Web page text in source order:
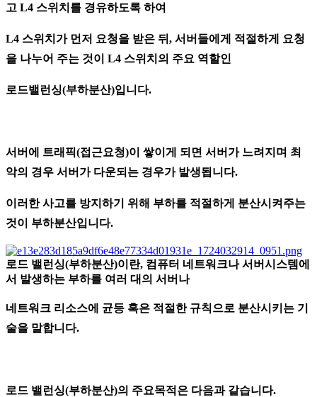
고 L4 스위치를 경유하도록 하여
L4 스위치가 먼저 요청을 받은 뒤, 서버들에게 적절하게 요청
을 나누어 주는 것이 L4 스위치의 주요 역할인
로드밸런싱(부하분산)입니다.
서버에 트래픽(접근요청)이 쌓이게 되면 서버가 느려지며 최
악의 경우 서버가 다운되는 경우가 발생됩니다.
이러한 사고를 방지하기 위해 부하를 적절하게 분산시켜주는
것이 부하분산입니다.
로드 밸런싱(부하분산)이란, 컴퓨터 네트워크나 서버시스템에
서 발생하는 부하를 여러 대의 서버나
네트워크 리소스에 균등 혹은 적절한 규칙으로 분산시키는 기
술을 말합니다.
로드 밸런싱(부하분산)의 주요목적은 다음과 같습니다.